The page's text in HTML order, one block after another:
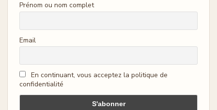
Prénom ou nom complet
Email
En continuant, vous acceptez la politique de
confidentialité